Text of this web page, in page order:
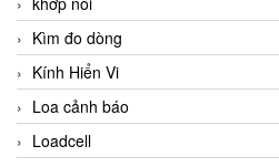
Kìm đo dòng
Kính Hiển Vi
Loa cảnh báo
Loadcell